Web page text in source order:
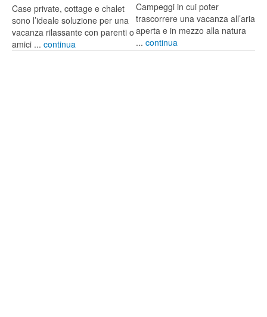
Case private, cottage e chalet
sono l’ideale soluzione per una
vacanza rilassante con parenti o
amici ... continua
Campeggi in cui poter
trascorrere una vacanza all’aria
aperta e in mezzo alla natura
... continua